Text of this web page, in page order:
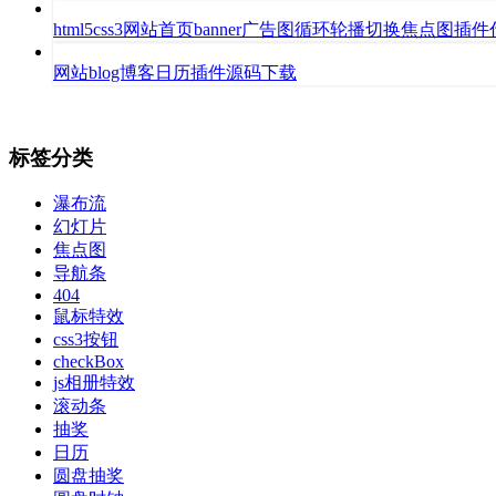
html5css3网站首页banner广告图循环轮播切换焦点图插件
网站blog博客日历插件源码下载
标签分类
瀑布流
幻灯片
焦点图
导航条
404
鼠标特效
css3按钮
checkBox
js相册特效
滚动条
抽奖
日历
圆盘抽奖